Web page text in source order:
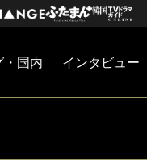
・国内 インタビュー